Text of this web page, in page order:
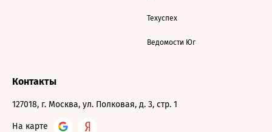
Техуспех
Ведомости Юг
Контакты
127018, г. Москва, ул. Полковая, д. 3, стр. 1
На карте